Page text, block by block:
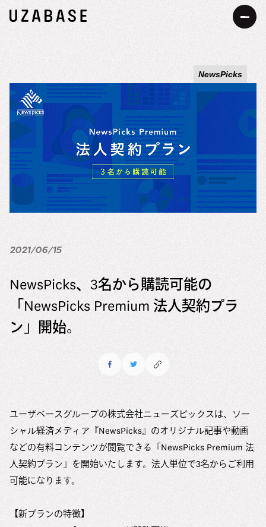
私たちについて
Our Mission
The 7 Values
34の約束
お知らせ
事業・サービス
サステナビリティ
価値創造プロセス
マテリアリティの特定アプローチ
サスティナビリティレポート
メッセージ
ユーザベースの多様性の現状
現在の取り組み
コミットメント
採用情報
メッセージ
中途採用
新卒採用
オフィス
よくある質問
会社情報
会社情報
役員紹介
Uzabase Journal
NewsPicks
2021/06/15
NewsPicks、3名から購読可能の
「NewsPicks Premium 法人契約プラ
ン」開始。
ユーザベースグループの株式会社ニューズピックスは、ソー
シャル経済メディア『NewsPicks』のオリジナル記事や動画
などの有料コンテンツが閲覧できる「NewsPicks Premium 法
人契約プラン」を開始いたします。法人単位で3名からご利用
可能になります。
【新プランの特徴】